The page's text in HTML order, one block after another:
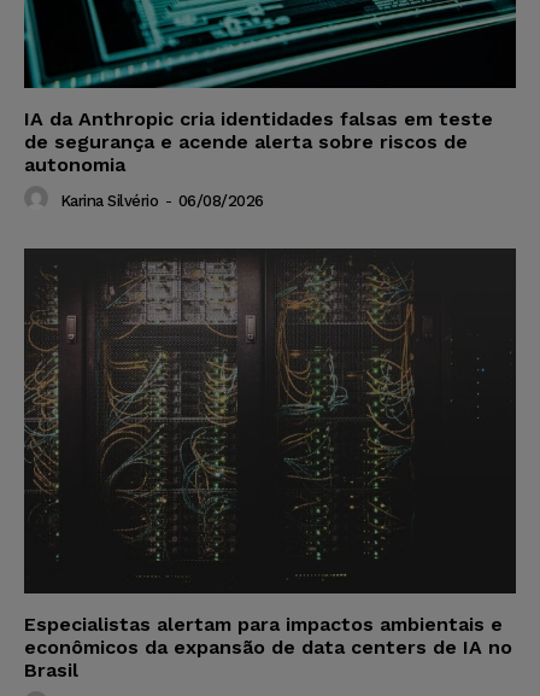
IA da Anthropic cria identidades falsas em teste
de segurança e acende alerta sobre riscos de
autonomia
Karina Silvério - 06/08/2026
Especialistas alertam para impactos ambientais e
econômicos da expansão de data centers de IA no
Brasil